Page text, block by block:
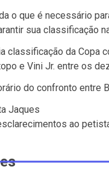
o que é necessário
sua classificação
classificação da Copa
e Vini Jr. entre os
do confronto entre
Jaques
ao